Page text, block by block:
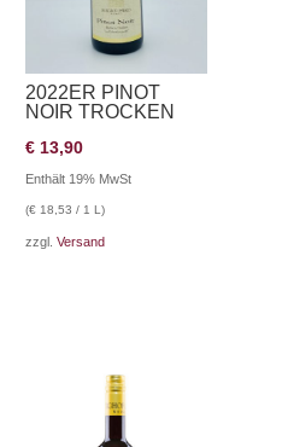
2022ER PINOT
NOIR TROCKEN
€ 13,90
Enthält 19% MwSt
(€ 18,53 / 1 L)
zzgl.Versand